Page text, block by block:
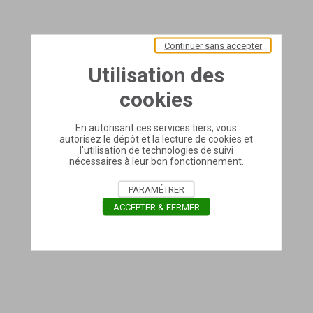
Utilisation des
cookies
En autorisant ces services tiers, vous
autorisez le dépôt et la lecture de cookies et
l'utilisation de technologies de suivi
nécessaires à leur bon fonctionnement.
Continuer sans accepter
PARAMÉTRER
ACCEPTER & FERMER